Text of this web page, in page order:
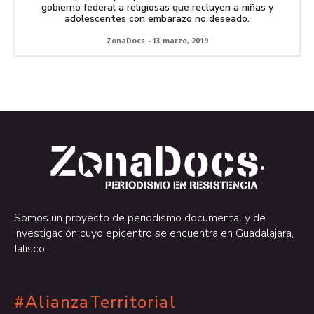
gobierno federal a religiosas que recluyen a niñas y
adolescentes con embarazo no deseado.
ZonaDocs - 13 marzo, 2019
.
.
Somos un proyecto de periodismo documental y de
investigación cuyo epicentro se encuentra en Guadalajara,
Jalisco.
#AlianzaTerritorial